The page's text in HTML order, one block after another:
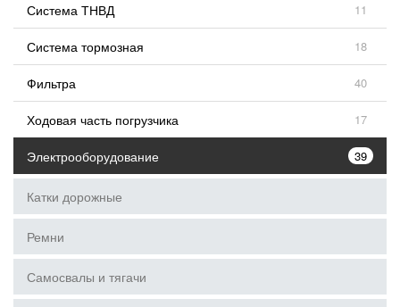
Система ТНВД 11
Система тормозная 18
Фильтра 40
Ходовая часть погрузчика 17
Электрооборудование 39
Катки дорожные
Ремни
Самосвалы и тягачи